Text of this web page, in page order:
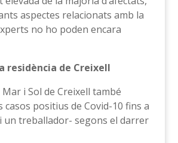
aspectes relacionats amb la
no ho poden encara
residència de Creixell
i Sol de Creixell també
casos positius de Covid-10 fins a
un treballador- segons el darrer